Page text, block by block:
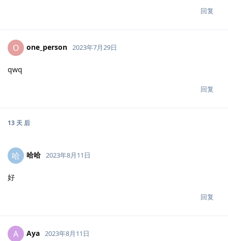
回复
O one_person 2023年7月29日
qwq
回复
13 天 后
哈 哈哈 2023年8月11日
好
回复
A Aya 2023年8月11日